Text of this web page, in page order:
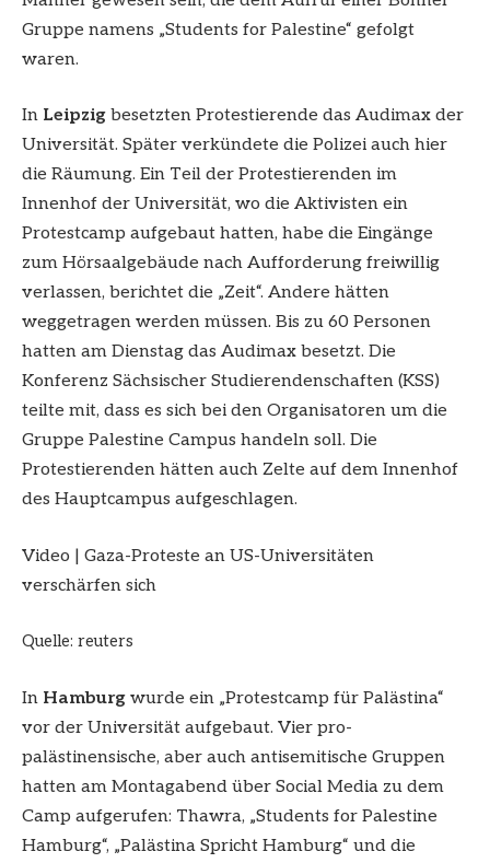
Gruppe namens „Students for Palestine“ gefolgt
waren.
In Leipzig besetzten Protestierende das Audimax der
Universität. Später verkündete die Polizei auch hier
die Räumung. Ein Teil der Protestierenden im
Innenhof der Universität, wo die Aktivisten ein
Protestcamp aufgebaut hatten, habe die Eingänge
zum Hörsaalgebäude nach Aufforderung freiwillig
verlassen, berichtet die „Zeit“. Andere hätten
weggetragen werden müssen. Bis zu 60 Personen
hatten am Dienstag das Audimax besetzt. Die
Konferenz Sächsischer Studierendenschaften (KSS)
teilte mit, dass es sich bei den Organisatoren um die
Gruppe Palestine Campus handeln soll. Die
Protestierenden hätten auch Zelte auf dem Innenhof
des Hauptcampus aufgeschlagen.
Video | Gaza-Proteste an US-Universitäten
verschärfen sich
Quelle: reuters
In Hamburg wurde ein „Protestcamp für Palästina“
vor der Universität aufgebaut. Vier pro-
palästinensische, aber auch antisemitische Gruppen
hatten am Montagabend über Social Media zu dem
Camp aufgerufen: Thawra, „Students for Palestine
Hamburg“, „Palästina Spricht Hamburg“ und die